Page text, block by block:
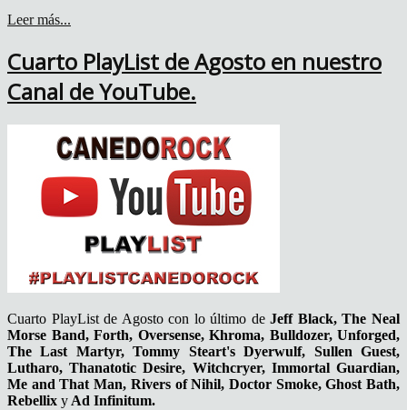
Leer más...
Cuarto PlayList de Agosto en nuestro
Canal de YouTube.
Cuarto PlayList de Agosto con lo último deJeff Black, The Neal
Morse Band, Forth, Oversense, Khroma, Bulldozer, Unforged,
The Last Martyr, Tommy Steart's Dyerwulf, Sullen Guest,
Lutharo, Thanatotic Desire, Witchcryer, Immortal Guardian,
Me and That Man, Rivers of Nihil, Doctor Smoke, Ghost Bath,
Rebellix y Ad Infinitum.